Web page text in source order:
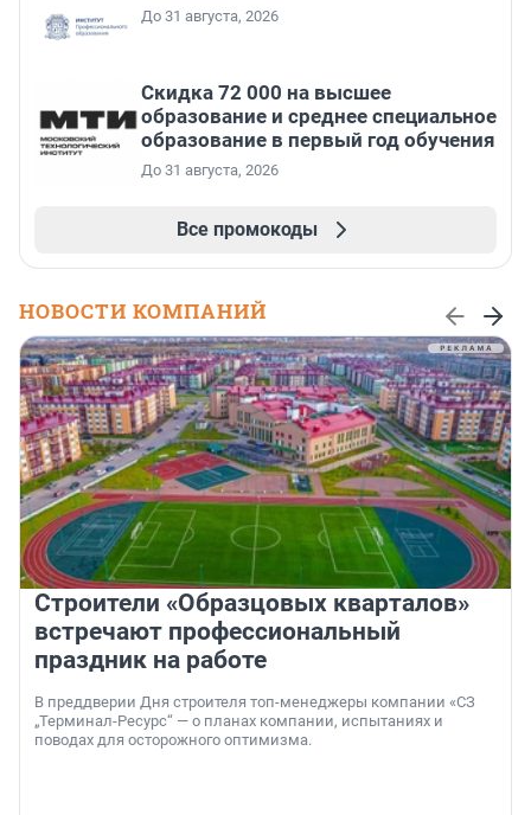
До 31 августа, 2026
Скидка 72 000 на высшее
образование и среднее специальное
образование в первый год обучения
До 31 августа, 2026
Все промокоды
НОВОСТИ КОМПАНИЙ
Строители «Образцовых кварталов»
встречают профессиональный
праздник на работе
В преддверии Дня строителя топ-менеджеры компании «СЗ
„Терминал-Ресурс“ — о планах компании, испытаниях и
поводах для осторожного оптимизма.